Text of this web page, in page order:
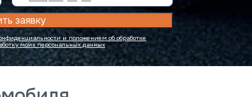
и положением об обработке
моих персональных данных
заявку